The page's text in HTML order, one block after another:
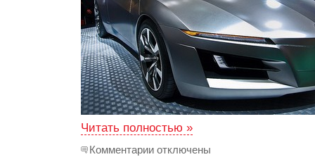
Читать полностью »
Комментарии отключены